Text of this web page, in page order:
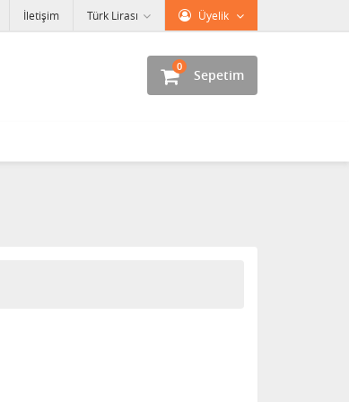
Üyelik
Türk Lirası
İletişim
Sepetim
0